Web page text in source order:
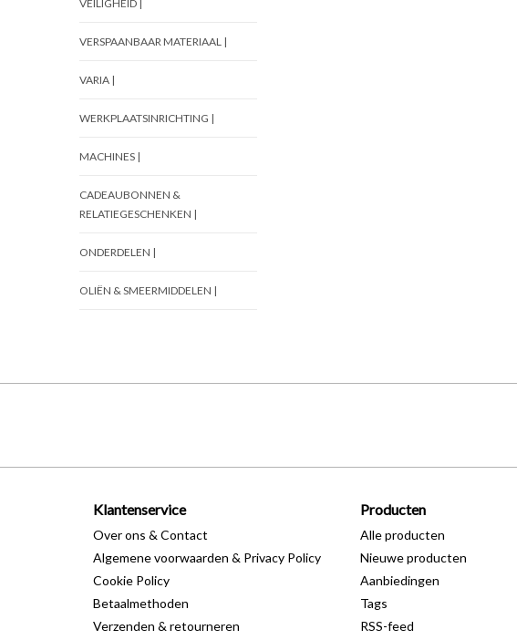
VEILIGHEID |
VERSPAANBAAR MATERIAAL |
VARIA |
WERKPLAATSINRICHTING |
MACHINES |
CADEAUBONNEN &
RELATIEGESCHENKEN |
ONDERDELEN |
OLIËN & SMEERMIDDELEN |
Klantenservice
Over ons & Contact
Algemene voorwaarden & Privacy Policy
Cookie Policy
Betaalmethoden
Verzenden & retourneren
Producten
Alle producten
Nieuwe producten
Aanbiedingen
Tags
RSS-feed